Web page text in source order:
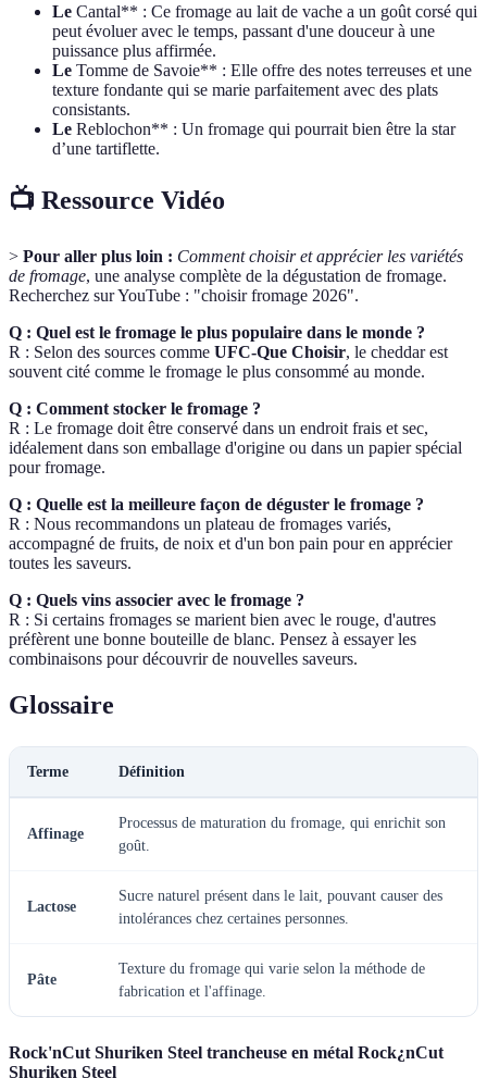
Le Cantal** : Ce fromage au lait de vache a un goût corsé qui
peut évoluer avec le temps, passant d'une douceur à une
puissance plus affirmée.
Le Tomme de Savoie** : Elle offre des notes terreuses et une
texture fondante qui se marie parfaitement avec des plats
consistants.
Le Reblochon** : Un fromage qui pourrait bien être la star
d’une tartiflette.
📺 Ressource Vidéo
> Pour aller plus loin : Comment choisir et apprécier les variétés
de fromage, une analyse complète de la dégustation de fromage.
Recherchez sur YouTube : "choisir fromage 2026".
Q : Quel est le fromage le plus populaire dans le monde ?
R : Selon des sources comme UFC-Que Choisir, le cheddar est
souvent cité comme le fromage le plus consommé au monde.
Q : Comment stocker le fromage ?
R : Le fromage doit être conservé dans un endroit frais et sec,
idéalement dans son emballage d'origine ou dans un papier spécial
pour fromage.
Q : Quelle est la meilleure façon de déguster le fromage ?
R : Nous recommandons un plateau de fromages variés,
accompagné de fruits, de noix et d'un bon pain pour en apprécier
toutes les saveurs.
Q : Quels vins associer avec le fromage ?
R : Si certains fromages se marient bien avec le rouge, d'autres
préfèrent une bonne bouteille de blanc. Pensez à essayer les
combinaisons pour découvrir de nouvelles saveurs.
Glossaire
Terme Définition
Affinage
Processus de maturation du fromage, qui enrichit son
goût.
Lactose
Sucre naturel présent dans le lait, pouvant causer des
intolérances chez certaines personnes.
Pâte
Texture du fromage qui varie selon la méthode de
fabrication et l'affinage.
Rock'nCut Shuriken Steel trancheuse en métal Rock¿nCut
Shuriken Steel